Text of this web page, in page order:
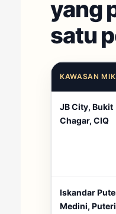
yang
satu
KAWASAN
JB City, Bukit
Chagar, CIQ
Iskandar
Medini, Puteri